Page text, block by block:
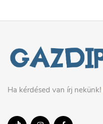
Ha kérdésed van írj nekünk!